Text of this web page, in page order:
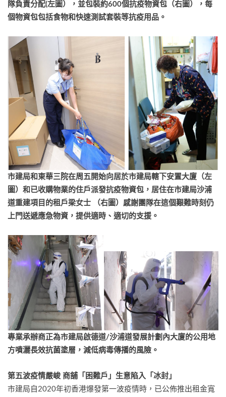
隊負責分配(左圖 ） ，並包裝約600個抗疫物資包（右圖），每
個物資包包括食物和快速測試套裝等抗疫用品。
市建局和 東華三院在周五開始向居於市建局轄下安置大廈 （左
圖）和已收購物業的住戶派發抗疫物資包，居住在市建局沙浦
道重建項目的租戶梁女士 （右圖）感謝團隊在這個艱難時刻仍
上門送遞應急物資 ， 提供適時 、適切的支援。
專業承辦商正為市建局啟德道/沙浦道發展計劃內大廈的公用地
方噴灑長效抗菌塗層，減低病毒傳播的風險。
第五波疫情嚴峻 商舖「困難戶 」生意陷入「冰封」
市建局自2020年初香港爆發第一波疫情時，已公佈推出租金寬